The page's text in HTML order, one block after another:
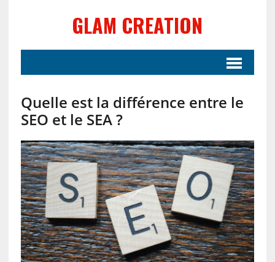
GLAM CREATION
Quelle est la différence entre le
SEO et le SEA ?